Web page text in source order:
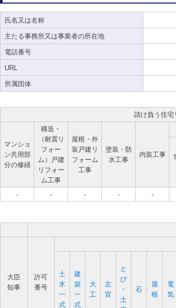
氏名又は名称
主たる事務所又は事業者の所在地
電話番号
URL
所属団体
請け負う住宅
マンショ
ン共用部
分の修繕
構造・
（耐震リ
フォー
ム）戸建
リフォー
ム工事
屋根・外
装戸建リ
フォーム
工事
塗装・防
水工事
内装工事
- - - - -
大臣
知事
許可
番号
土
木
一
式
建
築
一
式
大
工
左
官
と
び
･
土
石
屋
根
電
気